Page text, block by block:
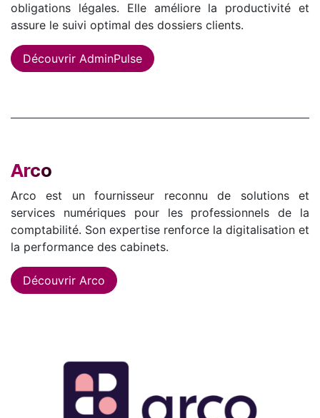
obligations légales. Elle améliore la productivité et
assure le suivi optimal des dossiers clients.
Découvrir AdminPulse
Arco
Arco est un fournisseur reconnu de solutions et
services numériques pour les professionnels de la
comptabilité. Son expertise renforce la digitalisation et
la performance des cabinets.
Découvrir Arco